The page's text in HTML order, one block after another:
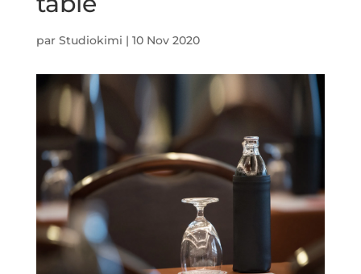
par Studiokimi | 10 Nov 2020